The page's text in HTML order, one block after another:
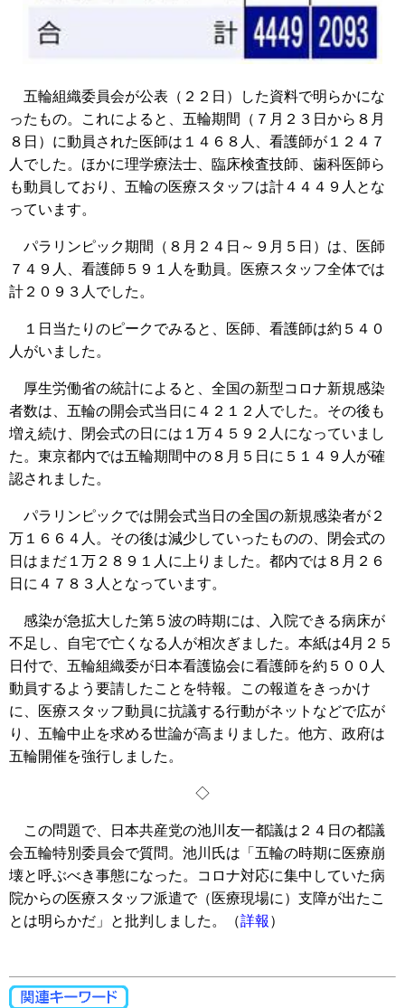
五輪組織委員会が公表（２２日）した資料で明らかにな
ったもの。これによると、五輪期間（７月２３日から８月
８日）に動員された医師は１４６８人、看護師が１２４７
人でした。ほかに理学療法士、臨床検査技師、歯科医師ら
も動員しており、五輪の医療スタッフは計４４４９人とな
っています。
パラリンピック期間（８月２４日～９月５日）は、医師
７４９人、看護師５９１人を動員。医療スタッフ全体では
計２０９３人でした。
１日当たりのピークでみると、医師、看護師は約５４０
人がいました。
厚生労働省の統計によると、全国の新型コロナ新規感染
者数は、五輪の開会式当日に４２１２人でした。その後も
増え続け、閉会式の日には１万４５９２人になっていまし
た。東京都内では五輪期間中の８月５日に５１４９人が確
認されました。
パラリンピックでは開会式当日の全国の新規感染者が２
万１６６４人。その後は減少していったものの、閉会式の
日はまだ１万２８９１人に上りました。都内では８月２６
日に４７８３人となっています。
感染が急拡大した第５波の時期には、入院できる病床が
不足し、自宅で亡くなる人が相次ぎました。本紙は4月２５
日付で、五輪組織委が日本看護協会に看護師を約５００人
動員するよう要請したことを特報。この報道をきっかけ
に、医療スタッフ動員に抗議する行動がネットなどで広が
り、五輪中止を求める世論が高まりました。他方、政府は
五輪開催を強行しました。
◇
この問題で、日本共産党の池川友一都議は２４日の都議
会五輪特別委員会で質問。池川氏は「五輪の時期に医療崩
壊と呼ぶべき事態になった。コロナ対応に集中していた病
院からの医療スタッフ派遣で（医療現場に）支障が出たこ
とは明らかだ」と批判しました。（詳報 ）